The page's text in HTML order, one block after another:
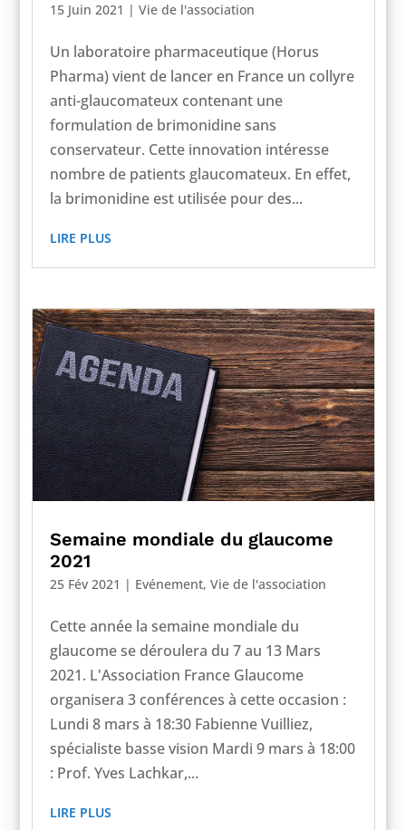
15 Juin 2021 | Vie de l'association
Un laboratoire pharmaceutique (Horus
Pharma) vient de lancer en France un collyre
anti-glaucomateux contenant une
formulation de brimonidine sans
conservateur. Cette innovation intéresse
nombre de patients glaucomateux. En effet,
la brimonidine est utilisée pour des...
LIRE PLUS
Semaine mondiale du glaucome
2021
25 Fév 2021 | Evénement, Vie de l'association
Cette année la semaine mondiale du
glaucome se déroulera du 7 au 13 Mars
2021. L'Association France Glaucome
organisera 3 conférences à cette occasion :
Lundi 8 mars à 18:30 Fabienne Vuilliez,
spécialiste basse vision Mardi 9 mars à 18:00
: Prof. Yves Lachkar,...
LIRE PLUS